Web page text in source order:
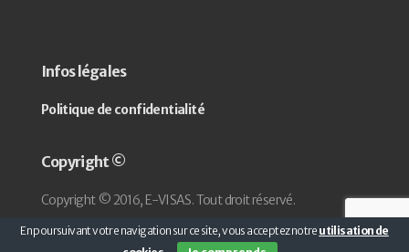
Infos légales
Politique de confidentialité
Copyright ©
Copyright © 2016, E-VISAS. Tout droit réservé.
En poursuivant votre navigation sur ce site, vous acceptez notre utilisation de